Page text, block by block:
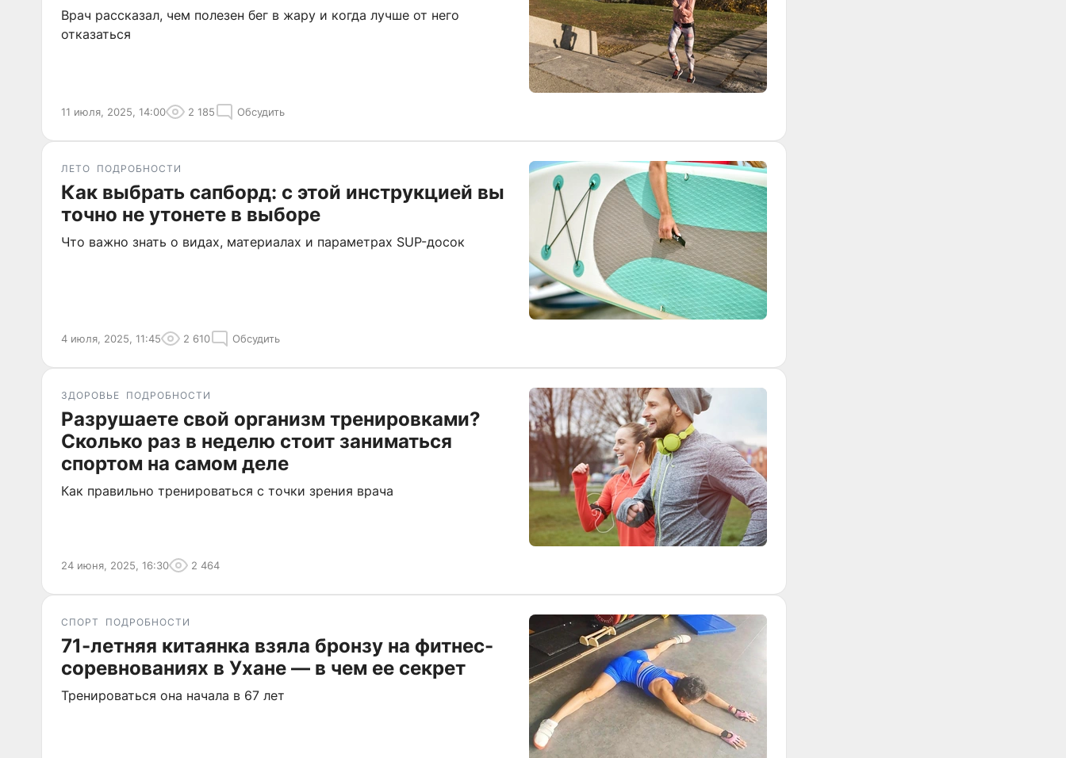
Врач рассказал, чем полезен бег в жару и когда лучше от него
отказаться
11 июля, 2025, 14:00 2 185 Обсудить
ЛЕТО ПОДРОБНОСТИ
Как выбрать сапборд: с этой инструкцией вы
точно не утонете в выборе
Что важно знать о видах, материалах и параметрах SUP-досок
4 июля, 2025, 11:45 2 610 Обсудить
ЗДОРОВЬЕ ПОДРОБНОСТИ
Разрушаете свой организм тренировками?
Сколько раз в неделю стоит заниматься
спортом на самом деле
Как правильно тренироваться с точки зрения врача
24 июня, 2025, 16:30 2 464
СПОРТ ПОДРОБНОСТИ
71-летняя китаянка взяла бронзу на фитнес-
соревнованиях в Ухане — в чем ее секрет
Тренироваться она начала в 67 лет